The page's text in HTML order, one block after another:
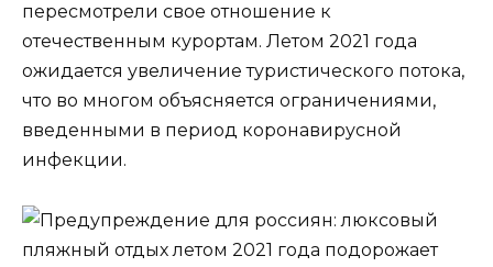
пересмотрели свое отношение к
отечественным курортам. Летом 2021 года
ожидается увеличение туристического потока,
что во многом объясняется ограничениями,
введенными в период коронавирусной
инфекции.